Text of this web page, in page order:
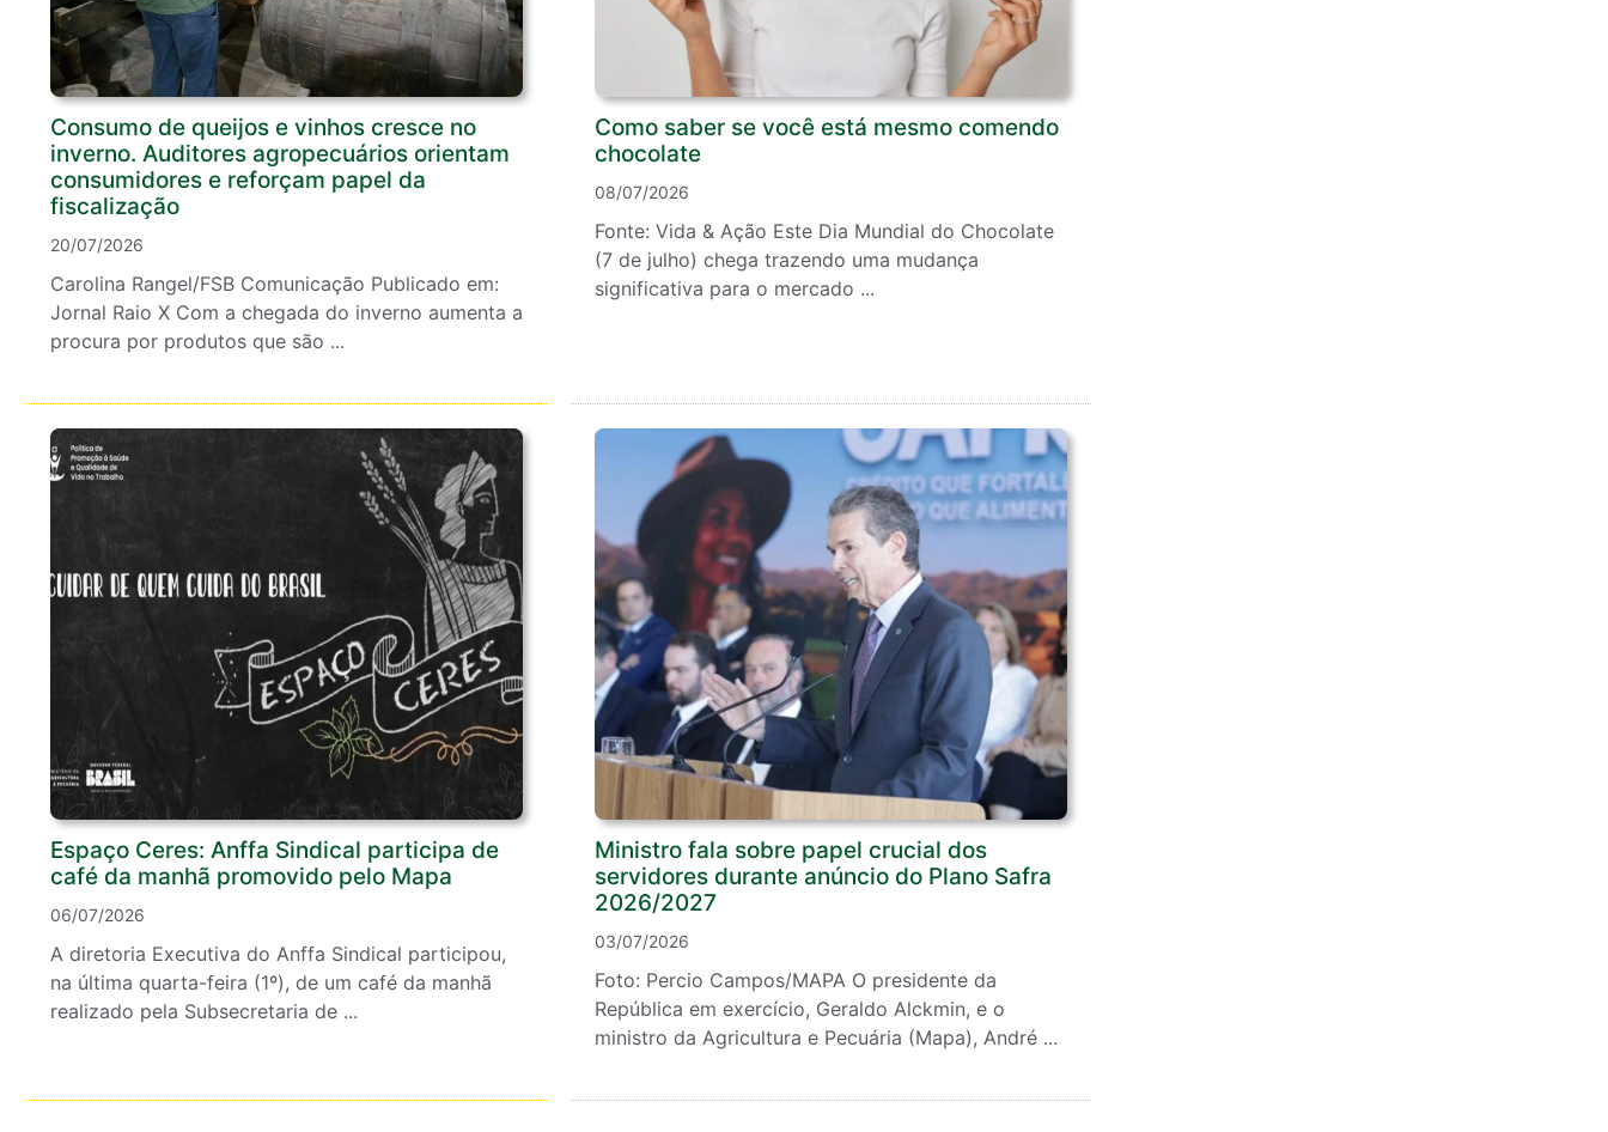
Consumo de queijos e vinhos cresce no
inverno. Auditores agropecuários orientam
consumidores e reforçam papel da
fiscalização
20/07/2026
Carolina Rangel/FSB Comunicação Publicado em:
Jornal Raio X Com a chegada do inverno aumenta a
procura por produtos que são ...
Como saber se você está mesmo comendo
chocolate
08/07/2026
Fonte: Vida & Ação Este Dia Mundial do Chocolate
(7 de julho) chega trazendo uma mudança
significativa para o mercado ...
Espaço Ceres: Anffa Sindical participa de
café da manhã promovido pelo Mapa
06/07/2026
A diretoria Executiva do Anffa Sindical participou,
na última quarta-feira (1º), de um café da manhã
realizado pela Subsecretaria de ...
Ministro fala sobre papel crucial dos
servidores durante anúncio do Plano Safra
2026/2027
03/07/2026
Foto: Percio Campos/MAPA O presidente da
República em exercício, Geraldo Alckmin, e o
ministro da Agricultura e Pecuária (Mapa), André ...